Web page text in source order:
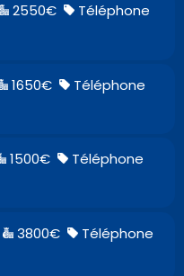
2550€
Téléphone
1650€
Téléphone
1500€
Téléphone
3800€
Téléphone